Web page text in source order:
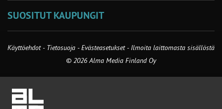
SUOSITUT KAUPUNGIT
Käyttöehdot - Tietosuoja -Evästeasetukset- Ilmoita laittomasta sisällöstä
© 2026 Alma Media Finland Oy